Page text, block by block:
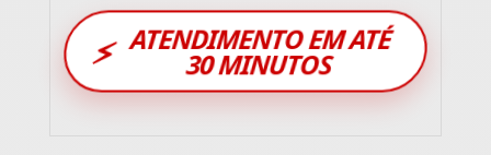
⚡ ATENDIMENTO EM ATÉ
30 MINUTOS